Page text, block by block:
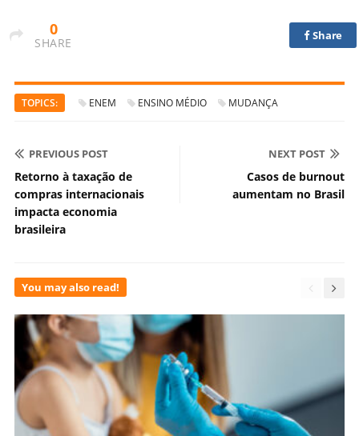
0
SHARE
Share
TOPICS: ENEM ENSINO MÉDIO MUDANÇA
PREVIOUS POST
Retorno à taxação de
compras internacionais
impacta economia
brasileira
NEXT POST
Casos de burnout
aumentam no Brasil
You may also read!